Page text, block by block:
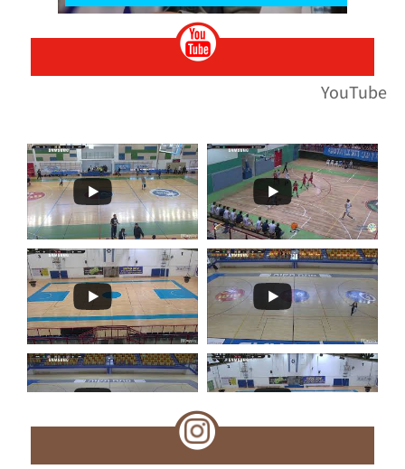
YouTube